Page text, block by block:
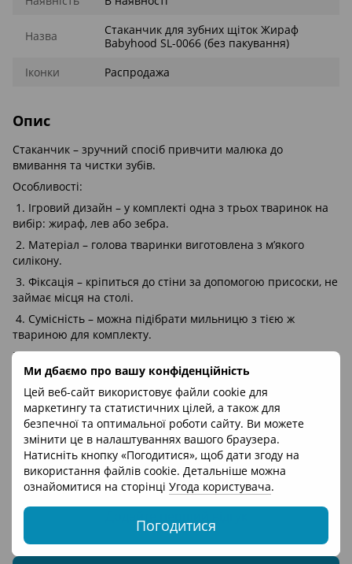
Ми дбаємо про вашу конфіденційність
Цей веб-сайт використовує файли cookie для
маркетингу та статистичних цілей, а також для
безпечної та оптимальної роботи сайту. Ви можете
змінити це в налаштуваннях вашого браузера.
Натисніть кнопку «Погодитися», щоб дати згоду на
використання файлів cookie. Детальніше можна
ознайомитися на сторінці Угода користувача.
Погодитися
Назва
Стаканчик для зубних щіток Жираф
Babyhood SL-0066 (без пакування)
Іконки
Распродажа
Опис
Стаканчик – зручний спосіб привчити малюка до
вмивання та чистки зубів.
Особливості:
1. Ігровий дизайн – у комплекті одна з трьох тваринок на
вибір: жираф, лев або зебра.
2. Матеріал – голова тваринки виготовлена з м’якого
силікону.
3. Фіксація – кріпиться до стіни за допомогою присоски, не
займає місця на столі.
4. Сумісність – можна підібрати мильницю з тією ж
твариною для комплекту.
Розмір: 20 × 9,5 × 12,5 см
Відгуки